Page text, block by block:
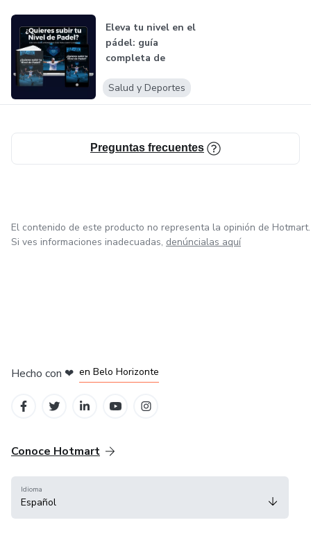
Eleva tu nivel en el
pádel: guía
completa de
Salud y Deportes
Preguntas frecuentes
El contenido de este producto no representa la opinión de Hotmart.
Si ves informaciones inadecuadas, denúncialas aquí
Hecho con ❤ en Belo Horizonte
Conoce Hotmart
Idioma
Español